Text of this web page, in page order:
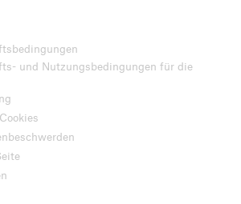
und Nutzungsbedingungen für die